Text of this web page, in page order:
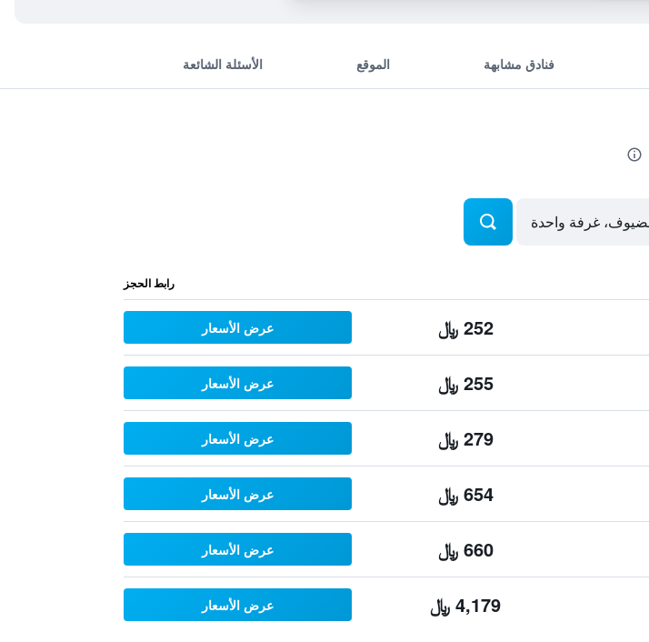
فنادق مشابهة الموقع الأسئلة الشائعة
رابط الحجز
252 ﷼ عرض الأسعار
255 ﷼ عرض الأسعار
279 ﷼ عرض الأسعار
654 ﷼ عرض الأسعار
660 ﷼ عرض الأسعار
4,179 ﷼ عرض الأسعار